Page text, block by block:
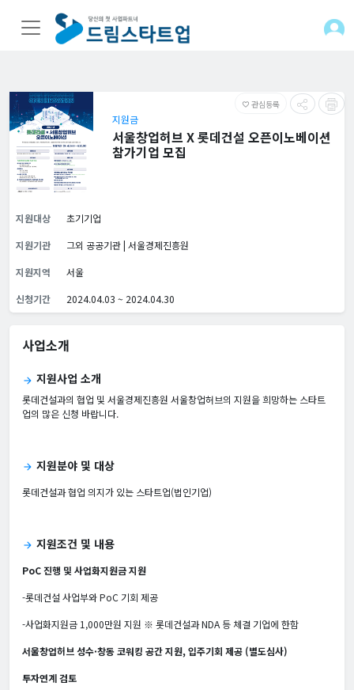
favorite_border 관심등록
지원금
서울창업허브 X 롯데건설 오픈이노베이션
참가기업 모집
지원대상
초기기업
지원기관
그외 공공기관 | 서울경제진흥원
지원지역
서울
신청기간
2024.04.03 ~ 2024.04.30
사업소개
arrow_forward 지원사업 소개
롯데건설과의 협업 및 서울경제진흥원 서울창업허브의 지원을 희망하는 스타트
업의 많은 신청 바랍니다.
arrow_forward 지원분야 및 대상
롯데건설과 협업 의지가 있는 스타트업(법인기업)
arrow_forward 지원조건 및 내용
PoC 진행 및 사업화지원금 지원
-롯데건설 사업부와 PoC 기회 제공
-사업화지원금 1,000만원 지원 ※ 롯데건설과 NDA 등 체결 기업에 한함
서울창업허브 성수·창동 코워킹 공간 지원, 입주기회 제공 (별도심사)
투자연계 검토